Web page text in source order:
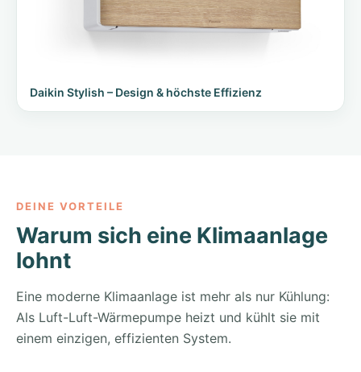
Daikin Stylish – Design & höchste Effizienz
DEINE VORTEILE
Warum sich eine Klimaanlage
lohnt
Eine moderne Klimaanlage ist mehr als nur Kühlung:
Als Luft-Luft-Wärmepumpe heizt und kühlt sie mit
einem einzigen, effizienten System.